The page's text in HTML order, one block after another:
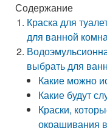
Содержание
Краска для
для ванной
выбрать для
Какие можно
Какие будут
Краски,
окрашивания